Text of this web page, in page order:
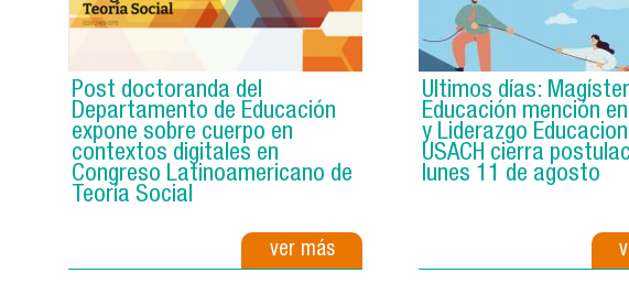
Post doctoranda del
Departamento de Educación
expone sobre cuerpo en
contextos digitales en
Congreso Latinoamericano de
Teoría Social
ver más
Últimos días:
Educación mención
y Liderazgo
USACH cierra
lunes 11 de agosto